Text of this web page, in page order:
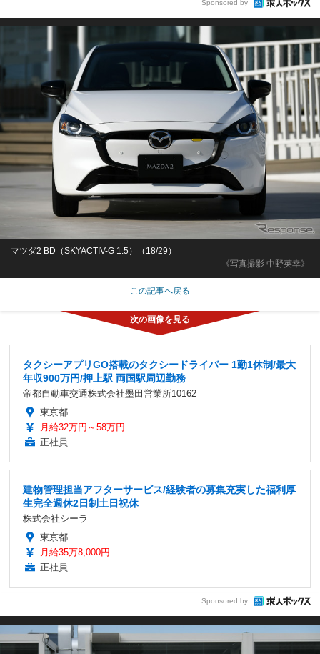
Sponsored by
《写真撮影 中野英幸》
マツダ2 BD（SKYACTIV-G 1.5）（18/29）
この記事へ戻る
タクシーアプリGO搭載のタクシードライバー 1勤1休制/最大
年収900万円/押上駅 両国駅周辺勤務
帝都自動車交通株式会社墨田営業所10162
東京都
月給32万円～58万円
正社員
建物管理担当アフターサービス/経験者の募集充実した福利厚
生完全週休2日制土日祝休
株式会社シーラ
東京都
月給35万8,000円
正社員
Sponsored by